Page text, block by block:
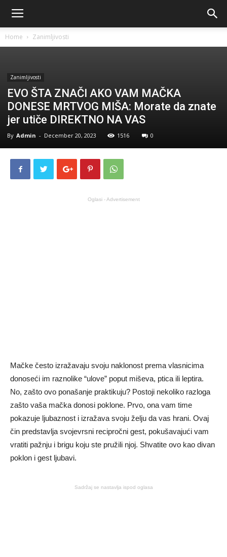
Home Zanimljivosti
Zanimljivosti
EVO ŠTA ZNAČI AKO VAM MAČKA
DONESE MRTVOG MIŠA: Morate da znate
jer utiče DIREKTNO NA VAS
By Admin - December 20, 2023 1516 0
Oglasi - Advertisement
Mačke često izražavaju svoju naklonost prema vlasnicima
donoseći im raznolike “ulove” poput miševa, ptica ili leptira.
No, zašto ovo ponašanje praktikuju? Postoji nekoliko razloga
zašto vaša mačka donosi poklone. Prvo, ona vam time
pokazuje ljubaznost i izražava svoju želju da vas hrani. Ovaj
čin predstavlja svojevrsni recipročni gest, pokušavajući vam
vratiti pažnju i brigu koju ste pružili njoj. Shvatite ovo kao divan
poklon i gest ljubavi.
Sadržaj se nastavlja ispod oglasa